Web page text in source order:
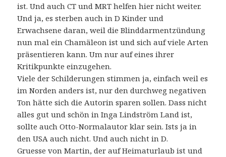
ist. Und auch CT und MRT helfen hier nicht weiter.
Und ja, es sterben auch in D Kinder und
Erwachsene daran, weil die Blinddarmentzündung
nun mal ein Chamäleon ist und sich auf viele Arten
präsentieren kann. Um nur auf eines ihrer
Kritikpunkte einzugehen.
Viele der Schilderungen stimmen ja, einfach weil es
im Norden anders ist, nur den durchweg negativen
Ton hätte sich die Autorin sparen sollen. Dass nicht
alles gut und schön in Inga Lindström Land ist,
sollte auch Otto-Normalautor klar sein. Ists ja in
den USA auch nicht. Und auch nicht in D.
Gruesse von Martin, der auf Heimaturlaub ist und